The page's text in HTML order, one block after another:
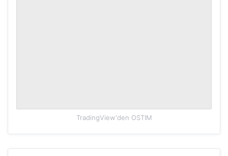
TradingView'den OSTIM